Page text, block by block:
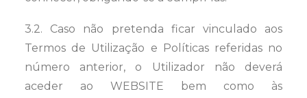
3.2. Caso não pretenda ficar vinculado aos
Termos de Utilização e Políticas referidas no
número anterior, o Utilizador não deverá
aceder ao WEBSITE bem como às